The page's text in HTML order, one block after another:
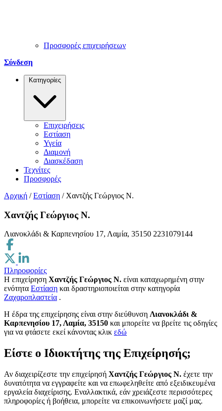
Προσφορές επιχειρήσεων
Σύνδεση
Κατηγορίες
Επιχειρήσεις
Εστίαση
Υγεία
Διαμονή
Διασκέδαση
Τεχνίτες
Προσφορές
Αρχική / Εστίαση / Χαντζής Γεώργιος Ν.
Χαντζής Γεώργιος Ν.
Λιανοκλάδι & Καρπενησίου 17, Λαμία, 35150 2231079144
Πληροφορίες
Η επιχείρηση Χαντζής Γεώργιος Ν. είναι καταχωρημένη στην
ενότητα Εστίαση και δραστηριοποιείται στην κατηγορία
Ζαχαροπλαστεία .
H έδρα της επιχείρησης είναι στην διεύθυνση Λιανοκλάδι &
Καρπενησίου 17, Λαμία, 35150 και μπορείτε να βρείτε τις οδηγίες
για να φτάσετε εκεί κάνοντας κλικ εδώ
Είστε ο Ιδιοκτήτης της Επιχείρησής;
Αν διαχειρίζεστε την επιχείρησή Χαντζής Γεώργιος Ν. έχετε την
δυνατότητα να εγγραφείτε και να επωφεληθείτε από εξειδικευμένα
εργαλεία διαχείρισης. Εναλλακτικά, εάν χρειάζεστε περισσότερες
πληροφορίες ή βοήθεια, μπορείτε να επικοινωνήσετε μαζί μας.